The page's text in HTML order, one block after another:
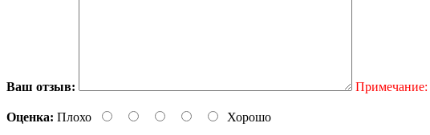
Ваш отзыв: Примечание:
Оценка: Плохо Хорошо